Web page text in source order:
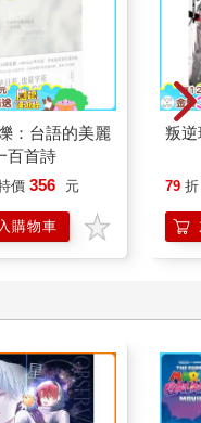
：台語的美麗
百首詩
價 356 元
購物車
叛逆
79 折